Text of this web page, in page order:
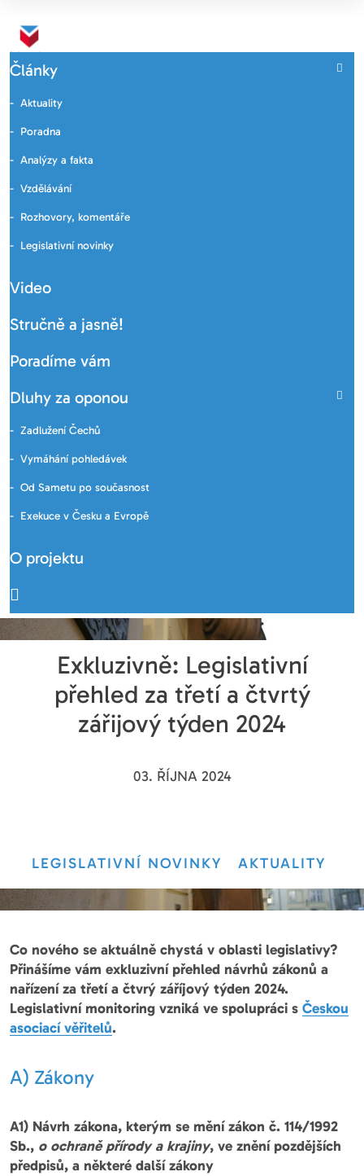
Články
Aktuality
Poradna
Analýzy a fakta
Vzdělávání
Rozhovory, komentáře
Legislativní novinky
Video
Stručně a jasně!
Poradíme vám
Dluhy za oponou
Zadlužení Čechů
Vymáhání pohledávek
Od Sametu po současnost
Exekuce v Česku a Evropě
O projektu
Exkluzivně: Legislativní
přehled za třetí a čtvrtý
zářijový týden 2024
03. ŘÍJNA 2024
LEGISLATIVNÍ NOVINKY AKTUALITY
Co nového se aktuálně chystá v oblasti legislativy?
Přinášíme vám exkluzivní přehled návrhů zákonů a
nařízení za třetí a čtvrý záříjový týden 2024.
Legislativní monitoring vzniká ve spolupráci s Českou
asociací věřitelů.
A) Zákony
A1) Návrh zákona, kterým se mění zákon č. 114/1992
Sb., o ochraně přírody a krajiny, ve znění pozdějších
předpisů, a některé další zákony